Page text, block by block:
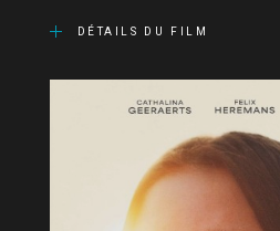
DÉTAILS DU FILM